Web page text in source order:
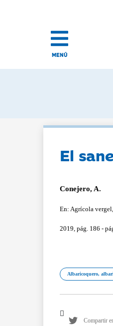
MENÚ
El
Conejero, A.
En: Agrícola
2019, pág. 186 -
Albaricoquero,
Compartir